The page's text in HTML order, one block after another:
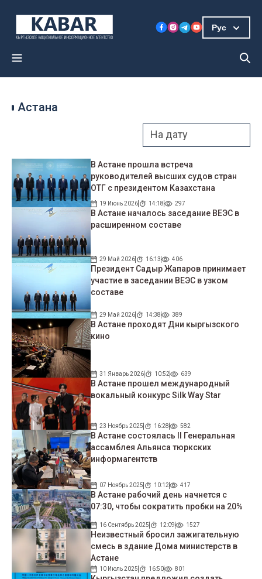
Рус
Астана
В Астане прошла встреча
руководителей высших судов стран
ОТГ с президентом Казахстана
19 Июнь 2026 14:18 297
В Астане началось заседание ВЕЭС в
расширенном составе
29 Май 2026 16:13 406
Президент Садыр Жапаров принимает
участие в заседании ВЕЭС в узком
составе
29 Май 2026 14:38 389
В Астане проходят Дни кыргызского
кино
31 Январь 2026 10:52 639
В Астане прошел международный
вокальный конкурс Silk Way Star
23 Ноябрь 2025 16:28 582
В Астане состоялась II Генеральная
ассамблея Альянса тюркских
информагентств
07 Ноябрь 2025 10:12 417
В Астане рабочий день начнется с
07:30, чтобы сократить пробки на 20%
16 Сентябрь 2025 12:09 1527
Неизвестный бросил зажигательную
смесь в здание Дома министерств в
Астане
10 Июль 2025 16:50 801